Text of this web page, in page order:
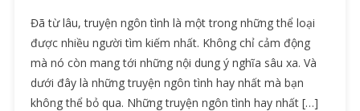
Đã từ lâu, truyện ngôn tình là một trong những thể loại
được nhiều người tìm kiếm nhất. Không chỉ cảm động
mà nó còn mang tới những nội dung ý nghĩa sâu xa. Và
dưới đây là những truyện ngôn tình hay nhất mà bạn
không thể bỏ qua. Những truyện ngôn tình hay nhất […]